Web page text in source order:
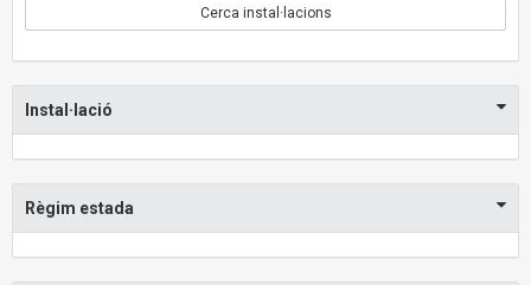
Cerca instal·lacions
Instal·lació
Règim estada